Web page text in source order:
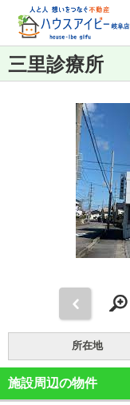
三里診療所
所在地
施設周辺の物件